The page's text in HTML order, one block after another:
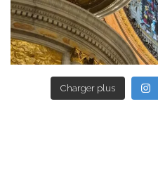
Charger plus